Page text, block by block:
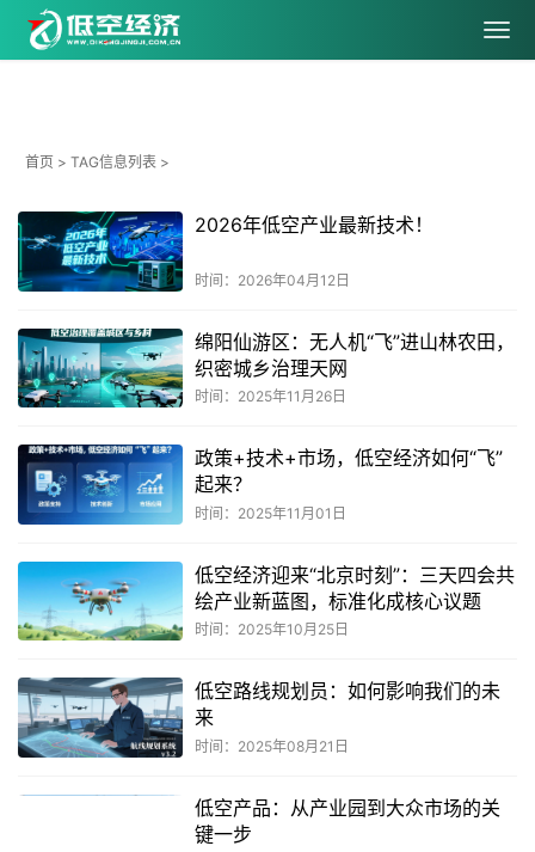
首页 > TAG信息列表 >
2026年低空产业最新技术！
时间：2026年04月12日
绵阳仙游区：无人机“飞”进山林农田，
织密城乡治理天网
时间：2025年11月26日
政策+技术+市场，低空经济如何“飞”
起来？
时间：2025年11月01日
低空经济迎来“北京时刻”：三天四会共
绘产业新蓝图，标准化成核心议题
时间：2025年10月25日
低空路线规划员：如何影响我们的未
来
时间：2025年08月21日
低空产品：从产业园到大众市场的关
键一步